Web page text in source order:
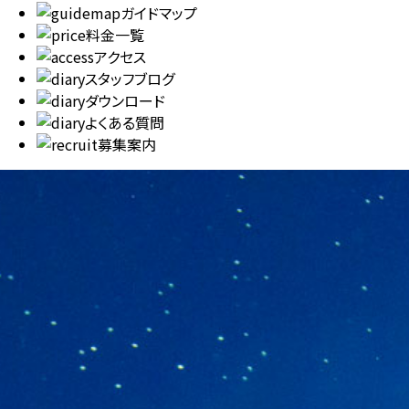
ガイドマップ
料金一覧
アクセス
スタッフブログ
ダウンロード
よくある質問
募集案内